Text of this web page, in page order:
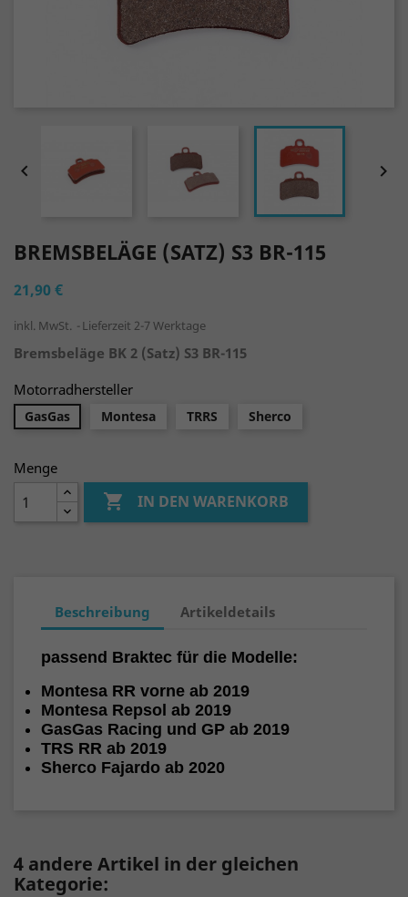
 
BREMSBELÄGE (SATZ) S3 BR-115
21,90 €
inkl. MwSt. Lieferzeit 2-7 Werktage
Bremsbeläge BK 2 (Satz) S3 BR-115
Motorradhersteller
GasGas Montesa TRRS Sherco
Menge
 IN DEN WARENKORB
Beschreibung Artikeldetails
passend Braktec für die Modelle:
Montesa RR vorne ab 2019
Montesa Repsol ab 2019
GasGas Racing und GP ab 2019
TRS RR ab 2019
Sherco Fajardo ab 2020
4 andere Artikel in der gleichen
Kategorie: